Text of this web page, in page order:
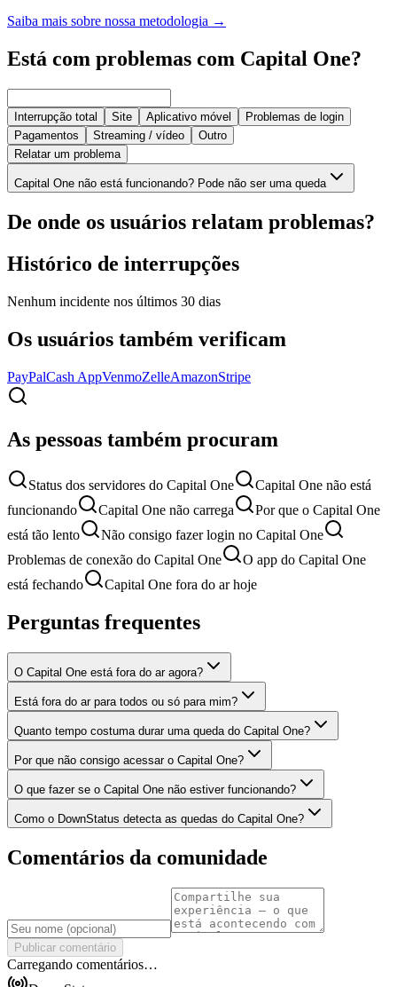
Saiba mais sobre nossa metodologia →
Está com problemas com Capital One?
Interrupção total Site Aplicativo móvel
Problemas de login
Pagamentos
Streaming / vídeo
Outro
Relatar um problema
Capital One não está funcionando? Pode não ser uma queda
De onde os usuários relatam problemas?
Histórico de interrupções
Nenhum incidente nos últimos 30 dias
Os usuários também verificam
PayPalCash AppVenmoZelleAmazonStripe
As pessoas também procuram
Status dos servidores do Capital One
Capital One não está
funcionando
Capital One não carrega
Por que o Capital One
está tão lento
Não consigo fazer login no Capital One
Problemas de conexão do Capital One
O app do Capital One
está fechando
Capital One fora do ar hoje
Perguntas frequentes
O Capital One está fora do ar agora?
Está fora do ar para todos ou só para mim?
Quanto tempo costuma durar uma queda do Capital One?
Por que não consigo acessar o Capital One?
O que fazer se o Capital One não estiver funcionando?
Como o DownStatus detecta as quedas do Capital One?
Comentários da comunidade
Publicar comentário
Carregando comentários…